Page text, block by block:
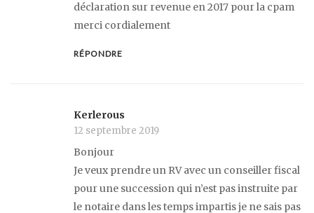
déclaration sur revenue en 2017 pour la cpam
merci cordialement
RÉPONDRE
Kerlerous
12 septembre 2019
Bonjour
Je veux prendre un RV avec un conseiller fiscal
pour une succession qui n’est pas instruite par
le notaire dans les temps impartis je ne sais pas